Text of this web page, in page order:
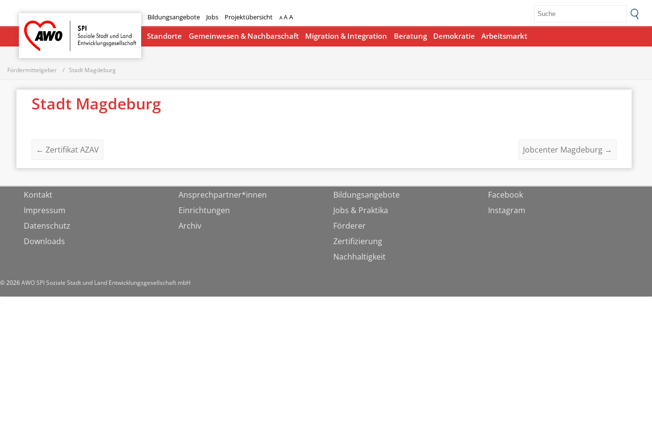
Bildungsangebote Jobs Projektübersicht A AA
Startseite
Standorte Gemeinwesen & Nachbarschaft Migration & Integration Beratung Demokratie Arbeitsmarkt
Fördermittelgeber Stadt Magdeburg
Stadt Magdeburg
← Zertifikat AZAV Jobcenter Magdeburg →
Kontakt
Impressum
Datenschutz
Downloads
Ansprechpartner*innen
Einrichtungen
Archiv
Bildungsangebote
Jobs & Praktika
Förderer
Zertifizierung
Nachhaltigkeit
Facebook
Instagram
© 2026AWO SPI Soziale Stadt und Land Entwicklungsgesellschaft mbH